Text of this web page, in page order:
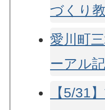
づくり
愛川町
ーアル
【5/31